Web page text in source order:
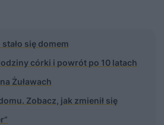
się domem
córki i powrót po 10 latach
Żuławach
Zobacz, jak zmienił się